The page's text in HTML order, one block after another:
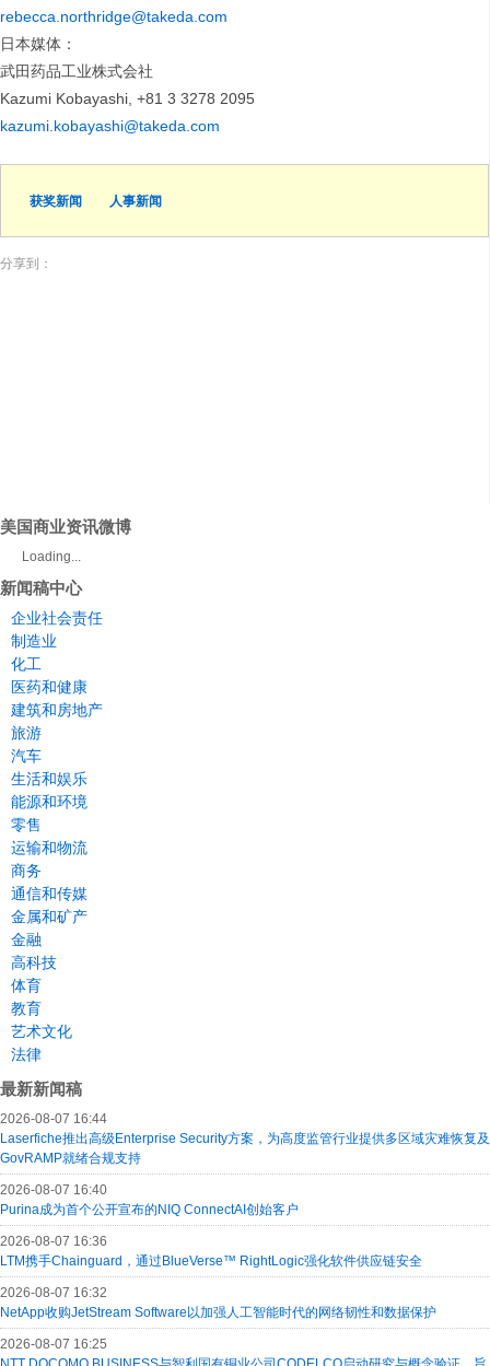
rebecca.northridge@takeda.com
日本媒体：
武田药品工业株式会社
Kazumi Kobayashi, +81 3 3278 2095
kazumi.kobayashi@takeda.com
获奖新闻 人事新闻
分享到：
美国商业资讯微博
Loading...
新闻稿中心
企业社会责任
制造业
化工
医药和健康
建筑和房地产
旅游
汽车
生活和娱乐
能源和环境
零售
运输和物流
商务
通信和传媒
金属和矿产
金融
高科技
体育
教育
艺术文化
法律
最新新闻稿
2026-08-07 16:44
Laserfiche推出高级Enterprise Security方案，为高度监管行业提供多区域灾难恢复及
GovRAMP就绪合规支持
2026-08-07 16:40
Purina成为首个公开宣布的NIQ ConnectAI创始客户
2026-08-07 16:36
LTM携手Chainguard，通过BlueVerse™ RightLogic强化软件供应链安全
2026-08-07 16:32
NetApp收购JetStream Software以加强人工智能时代的网络韧性和数据保护
2026-08-07 16:25